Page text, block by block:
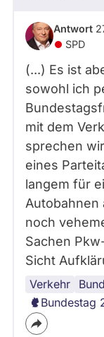
befragt
werden.
Antwort
SPD
(...) Es ist
sowohl ich
mit dem
sprechen
eines
langem für
Autobahnen
noch
Sachen
Sicht
Verkehr
Bundestag
Koalition
Bundestag